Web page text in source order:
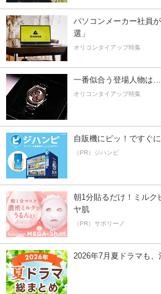
パソコンメーカー社員
選」
オリコンタイアップ特集
一番似合う登場人物は
オリコンタイアップ特集
自販機にピッ！ですぐ
（PR）ジハンピ
朝1分貼るだけ！ミルク
ヤ肌
（PR）サボリーノ
2026年7月夏ドラマも、